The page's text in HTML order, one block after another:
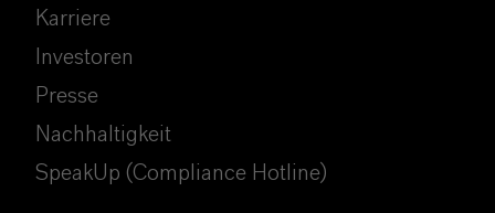
Karriere
Investoren
Presse
Nachhaltigkeit
SpeakUp (Compliance Hotline)